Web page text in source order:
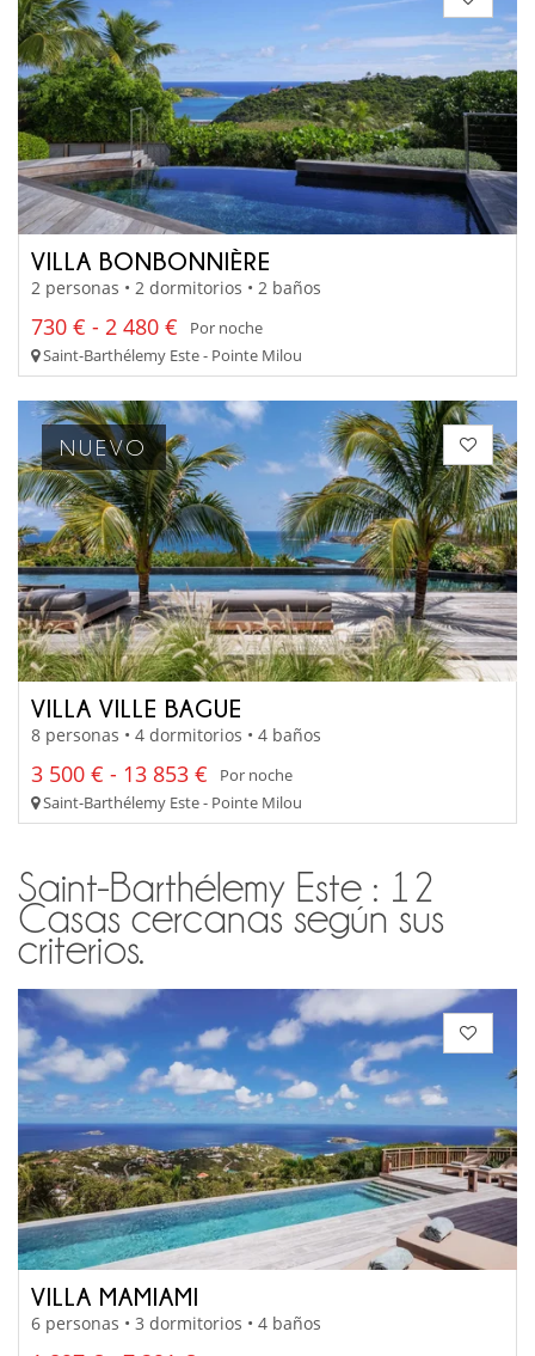
VILLA BONBONNIÈRE
2 personas • 2 dormitorios • 2 baños
730 € - 2 480 €
Por noche
Saint-Barthélemy Este - Pointe Milou
NUEVO
VILLA VILLE BAGUE
8 personas • 4 dormitorios • 4 baños
3 500 € - 13 853 €
Por noche
Saint-Barthélemy Este - Pointe Milou
Saint-Barthélemy Este : 12
Casas cercanas según sus
criterios.
VILLA MAMIAMI
6 personas • 3 dormitorios • 4 baños